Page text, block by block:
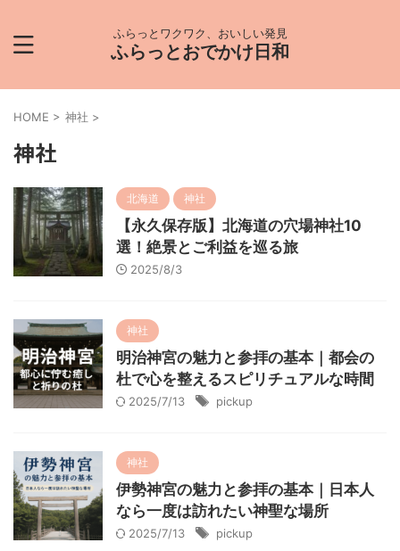
ふらっとワクワク、おいしい発見
ふらっとおでかけ日和
HOME > 神社 >
神社
北海道 神社
【永久保存版】北海道の穴場神社10
選！絶景とご利益を巡る旅
2025/8/3
神社
明治神宮の魅力と参拝の基本｜都会の
杜で心を整えるスピリチュアルな時間
2025/7/13 pickup
神社
伊勢神宮の魅力と参拝の基本｜日本人
なら一度は訪れたい神聖な場所
2025/7/13 pickup